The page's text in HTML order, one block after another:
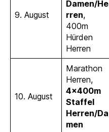
9. August
Damen/He
rren,
400m
Hürden
Herren
10. August
Marathon
Herren,
4x400m
Staffel
Herren/Da
men